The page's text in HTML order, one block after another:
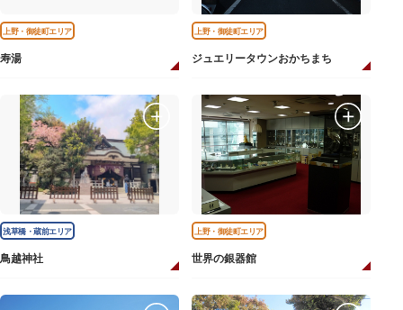
上野・御徒町エリア
寿湯
上野・御徒町エリア
ジュエリータウンおかちまち
浅草橋・蔵前エリア
鳥越神社
上野・御徒町エリア
世界の銀器館